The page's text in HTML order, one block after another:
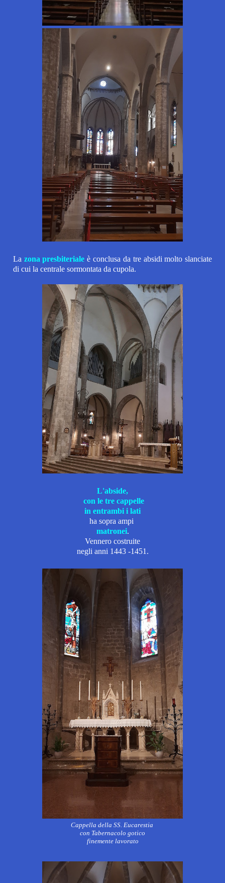
La zona presbiteriale è conclusa da tre absidi molto slanciate
di cui la centrale sormontata da cupola.
L'abside,
con le tre cappelle
in entrambi i lati
ha sopra ampi
matronei.
Vennero costruite
negli anni 1443 -1451.
Cappella della SS. Eucarestia
con Tabernacolo gotico
finemente lavorato